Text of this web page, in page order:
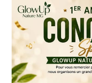
@eleikospain